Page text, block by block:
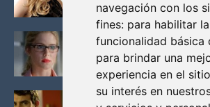
navegación con los
fines: para habilitar la
funcionalidad básica
para brindar una
experiencia en el
su interés en
Junio 14, 2013
FELICITY (EMILY BETT
Noviembre 30, 2013
BLACK MIRROR: TODA TU